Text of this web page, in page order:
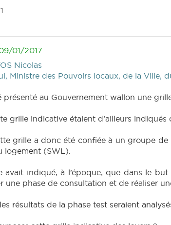
01/2017
Nicolas
Ministre des Pouvoirs locaux, de la Ville,
présenté au Gouvernement wallon une
grille indicative étaient d’ailleurs
grille a donc été confiée à un groupe
logement (SWL).
avait indiqué, à l’époque, que dans le
une phase de consultation et de réaliser
résultats de la phase test seraient